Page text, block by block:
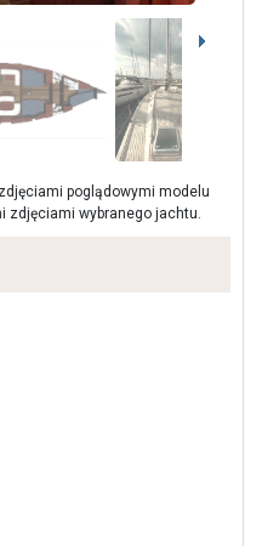
poglądowymi modelu
wybranego jachtu.